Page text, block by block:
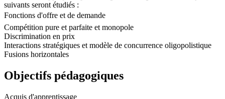
suivants seront étudiés :
Fonctions d'offre et de demande
Compétition pure et parfaite et monopole
Discrimination en prix
Interactions stratégiques et modèle de concurrence oligopolistique
Fusions horizontales
Objectifs pédagogiques
Acquis d'apprentissage